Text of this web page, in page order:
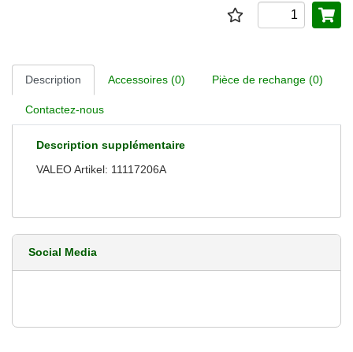
Description Accessoires (0) Pièce de rechange (0)
Contactez-nous
Description supplémentaire
VALEO Artikel: 11117206A
Social Media